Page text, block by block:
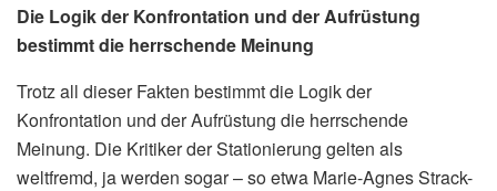
Die Logik der Konfrontation und der Aufrüstung
bestimmt die herrschende Meinung
Trotz all dieser Fakten bestimmt die Logik der
Konfrontation und der Aufrüstung die herrschende
Meinung. Die Kritiker der Stationierung gelten als
weltfremd, ja werden sogar – so etwa Marie-Agnes Strack-